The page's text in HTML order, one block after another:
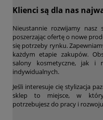
Klienci są dla nas
Nieustannie rozwijamy nasz
poszerzając ofertę o nowe
się potrzeby rynku.
każdym etapie zakupów.
salony kosmetyczne, jak i
indywidualnych.
Jeśli interesuje cię stylizacja
sklep to miejsce, w
potrzebujesz do pracy i